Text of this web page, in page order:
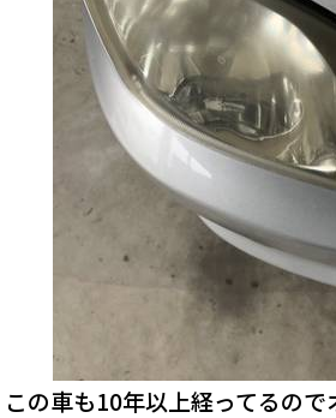
この車も10年以上経ってるので